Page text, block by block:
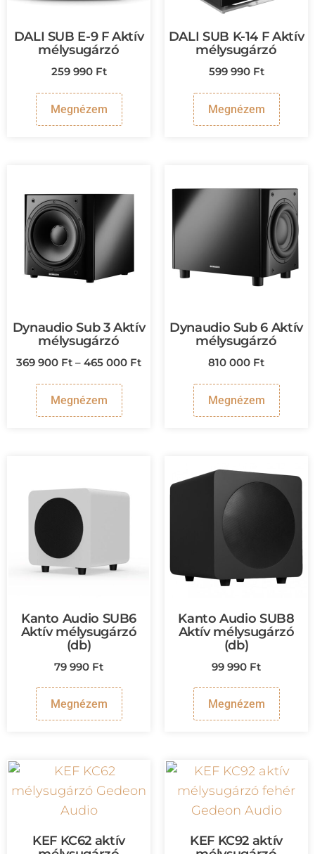
DALI SUB E-9 F Aktív
mélysugárzó
259 990 Ft
Megnézem
DALI SUB K-14 F Aktív
mélysugárzó
599 990 Ft
Megnézem
Dynaudio Sub 3 Aktív
mélysugárzó
369 900 Ft – 465 000 Ft
Megnézem
Dynaudio Sub 6 Aktív
mélysugárzó
810 000 Ft
Megnézem
Kanto Audio SUB6
Aktív mélysugárzó
(db)
79 990 Ft
Megnézem
Kanto Audio SUB8
Aktív mélysugárzó
(db)
99 990 Ft
Megnézem
KEF KC62 aktív
KEF KC92 aktív